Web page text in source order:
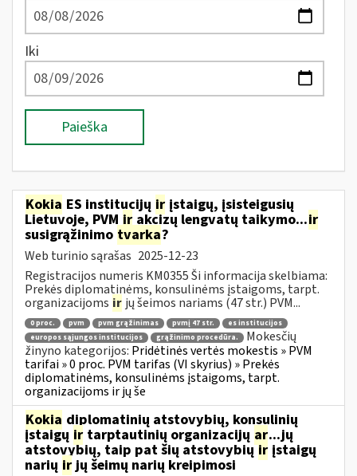
Iki
Paieška
Kokia ES institucijų ir įstaigų, įsisteigusių
Lietuvoje, PVM ir akcizų lengvatų taikymo...ir
susigrąžinimo tvarka?
Web turinio sąrašas 2025-12-23
Registracijos numeris KM0355 Ši informacija skelbiama:
Prekės diplomatinėms, konsulinėms įstaigoms, tarpt.
organizacijoms ir jų šeimos nariams (47 str.) PVM...
0 proc. pvm pvm grąžinimas pvmį 47 str.
es institucijos
europos sąjungos institucijos
grąžinimo procedūra.
Mokesčių
žinyno kategorijos: Pridėtinės vertės mokestis » PVM
tarifai » 0 proc. PVM tarifas (VI skyrius) » Prekės
diplomatinėms, konsulinėms įstaigoms, tarpt.
organizacijoms ir jų še
Kokia diplomatinių atstovybių, konsulinių
įstaigų ir tarptautinių organizacijų ar...jų
atstovybių, taip pat šių atstovybiųir įstaigų
narių irjų šeimų narių kreipimosi